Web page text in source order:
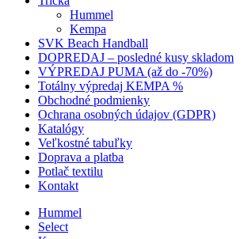
Hummel
Kempa
SVK Beach Handball
DOPREDAJ – posledné kusy skladom
VÝPREDAJ PUMA (až do -70%)
Totálny výpredaj KEMPA %
Obchodné podmienky
Ochrana osobných údajov (GDPR)
Katalógy
Veľkostné tabuľky
Doprava a platba
Potlač textilu
Kontakt
Hummel
Select